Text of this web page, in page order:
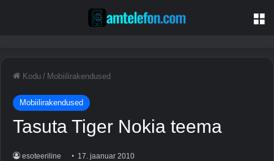
Kodu / Mobiilirakendused
Mobiilirakendused
Tasuta Tiger Nokia teema
esoteeriline 17. jaanuar 2010